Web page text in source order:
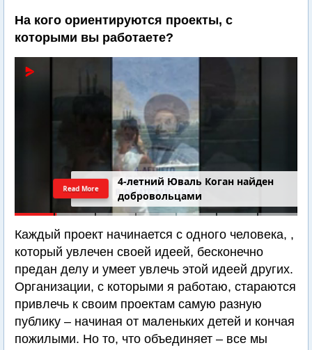
На кого ориентируются проекты, с
которыми вы работаете?
4-летний Юваль Коган найден
добровольцами
Read More
Каждый проект начинается с одного человека, ,
который увлечен своей идеей, бесконечно
предан делу и умеет увлечь этой идеей других.
Организации, с которыми я работаю, стараются
привлечь к своим проектам самую разную
публику – начиная от маленьких детей и кончая
пожилыми. Но то, что объединяет – все мы